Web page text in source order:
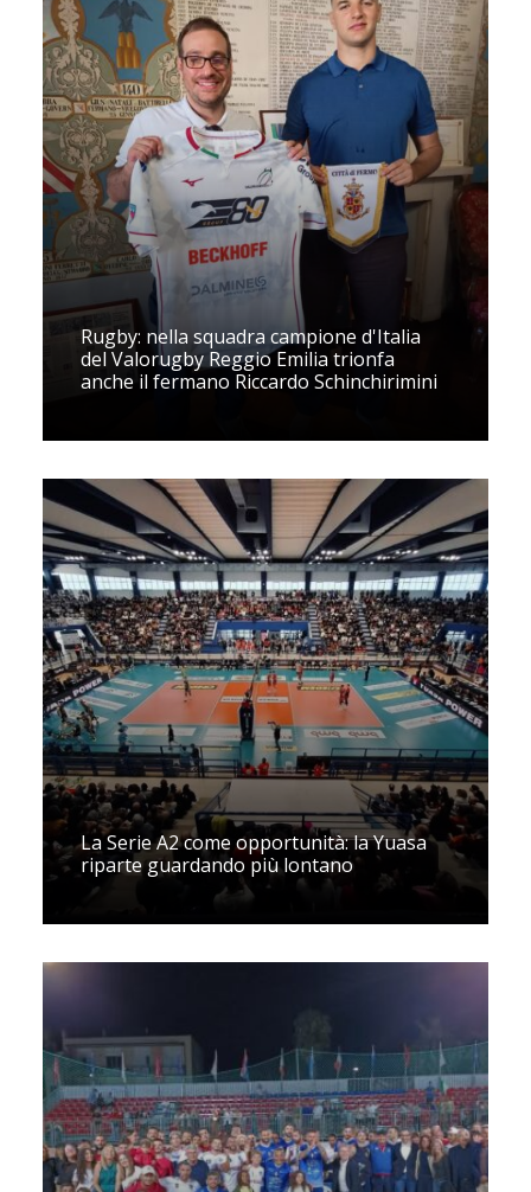
Rugby: nella squadra campione d'Italia
del Valorugby Reggio Emilia trionfa
anche il fermano Riccardo Schinchirimini
La Serie A2 come opportunità: la Yuasa
riparte guardando più lontano